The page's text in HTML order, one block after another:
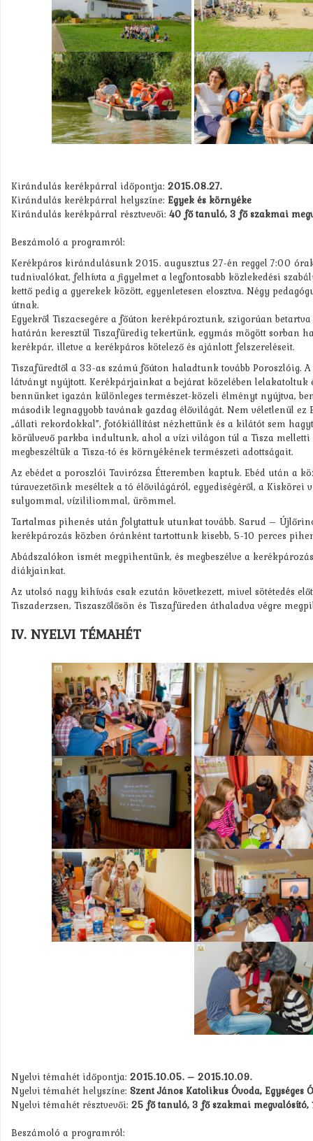
Kirándulás kerékpárral időpontja: 2015.08.27.
Kirándulás kerékpárral helyszíne: Egyek és környéke
Kirándulás kerékpárral résztvevői: 40 fő tanuló, 3 fő szakmai
Beszámoló a programról:
Kerékpáros kirándulásunk 2015. augusztus 27-én reggel 7:00
tudnivalókat, felhívta a figyelmet a legfontosabb közlekedési
kettő pedig a gyerekek között, egyenletesen elosztva. Négy
útnak.
Egyekről Tiszacsegére a főúton kerékpároztunk, szigorúan
határán keresztül Tiszafüredig tekertünk, egymás mögött sorban
kerékpár, illetve a kerékpáros kötelező és ajánlott felszereléseit.
Tiszafüredtől a 33-as számú főúton haladtunk tovább Poroszlóig.
látványt nyújtott. Kerékpárjainkat a bejárat közelében
bennünket igazán különleges természet-közeli élményt nyújtva,
második legnagyobb tavának gazdag élővilágát. Nem véletlenül
„állati rekordokkal”, fotókiállítást nézhettünk és a kilátót sem
körülvevő parkba indultunk, ahol a vízi világon túl a Tisza
megbeszéltük a Tisza-tó és környékének természeti adottságait.
Az ebédet a poroszlói Tavirózsa Étteremben kaptuk. Ebéd után a
túravezetőink meséltek a tó élővilágáról, egyediségéről, a
sulyommal, vízililiommal, ürömmel.
Tartalmas pihenés után folytattuk utunkat tovább. Sarud –
kerékpározás közben óránként tartottunk kisebb, 5-10 perces
Abádszalókon ismét megpihentünk, és megbeszélve a
diákjainkat.
Az utolsó nagy kihívás csak ezután következett, mivel sötétedés
Tiszaderzsen, Tiszaszőlősön és Tiszafüreden áthaladva végre
IV. NYELVI TÉMAHÉT
Nyelvi témahét időpontja: 2015.10.05. – 2015.10.09.
Nyelvi témahét helyszíne: Szent János Katolikus Óvoda, Egységes
Nyelvi témahét résztvevői: 25 fő tanuló, 3 fő szakmai megvalósító,
Beszámoló a programról: